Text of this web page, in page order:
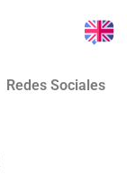
Redes Sociales